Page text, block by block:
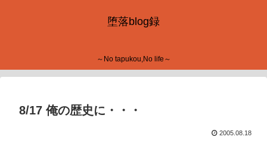
堕落blog録
～No tapukou,No life～
8/17 俺の歴史に・・・
2005.08.18